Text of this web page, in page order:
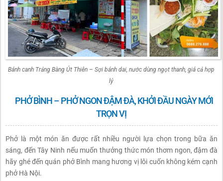
Bánh canh Trảng Bàng Út Thiên – Sợi bánh dai, nước dùng ngọt thanh, giá cả hợp
lý
PHỞ BÌNH – PHỞ NGON ĐẬM ĐÀ, KHỞI ĐẦU NGÀY MỚI
TRỌN VỊ
Phở là một món ăn được rất nhiều người lựa chọn trong bữa ăn
sáng, đến Tây Ninh nếu muốn thưởng thức món thơm ngon, đậm đà
hãy ghé đến quán phở Bình mang hương vị lôi cuốn không kém cạnh
phở Hà Nội.